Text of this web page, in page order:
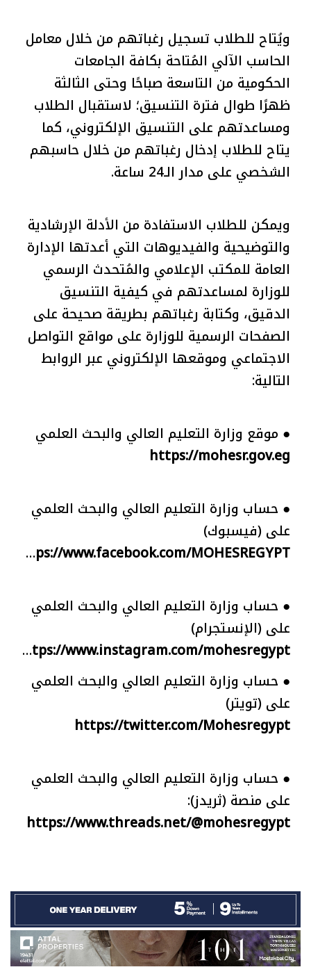
ويُتاح للطلاب تسجيل رغباتهم من خلال معامل
الحاسب الآلي المُتاحة بكافة الجامعات
الحكومية من التاسعة صباحًا وحتى الثالثة
ظهرًا طوال فترة التنسيق؛ لاستقبال الطلاب
ومساعدتهم على التنسيق الإلكتروني، كما
يتاح للطلاب إدخال رغباتهم من خلال حاسبهم
الشخصي على مدار الـ24 ساعة.
ويمكن للطلاب الاستفادة من الأدلة الإرشادية
والتوضيحية والفيديوهات التي أعدتها الإدارة
العامة للمكتب الإعلامي والمُتحدث الرسمي
للوزارة لمساعدتهم في كيفية التنسيق
الدقيق، وكتابة رغباتهم بطريقة صحيحة على
الصفحات الرسمية للوزارة على مواقع التواصل
الاجتماعي وموقعها الإلكتروني عبر الروابط
التالية:
● موقع وزارة التعليم العالي والبحث العلمي
https://mohesr.gov.eg
● حساب وزارة التعليم العالي والبحث العلمي
على (فيسبوك)
https://www.facebook.com/MOHESREGYPT
● حساب وزارة التعليم العالي والبحث العلمي
على (الإنستجرام)
https://www.instagram.com/mohesregypt
● حساب وزارة التعليم العالي والبحث العلمي
على (تويتر)
https://twitter.com/Mohesregypt
● حساب وزارة التعليم العالي والبحث العلمي
على منصة (ثريدز):
https://www.threads.net/@mohesregypt